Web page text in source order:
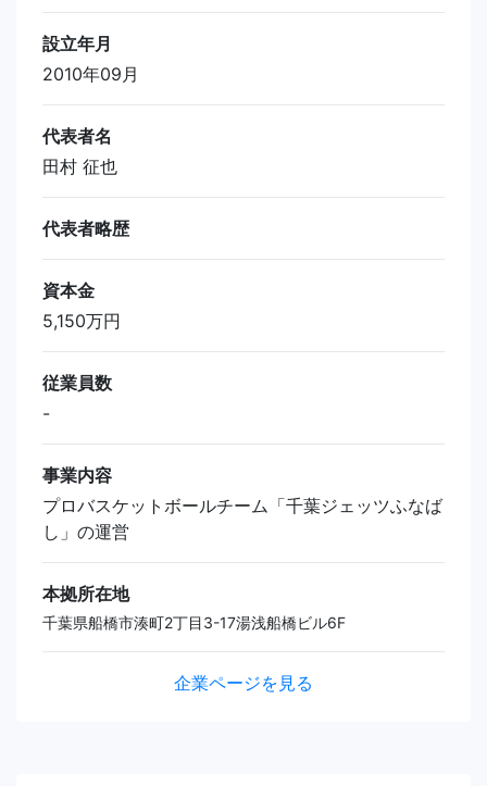
設立年月
2010年09月
代表者名
田村 征也
代表者略歴
資本金
5,150万円
従業員数
-
事業内容
プロバスケットボールチーム「千葉ジェッツふなば
し」の運営
本拠所在地
千葉県船橋市湊町2丁目3-17湯浅船橋ビル6F
企業ページを見る